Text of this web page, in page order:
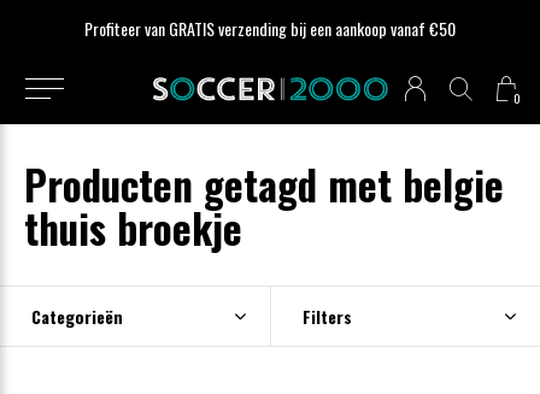
0
Profiteer van GRATIS verzending bij een aankoop vanaf €50
Producten getagd met belgie
thuis broekje
Categorieën Filters